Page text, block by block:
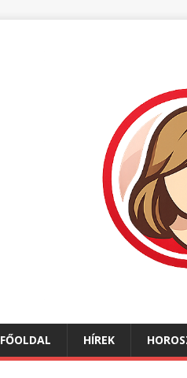
FŐOLDAL HÍREK